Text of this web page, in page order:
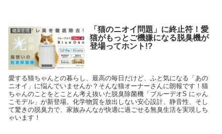
健康管理
「猫のニオイ問題」に終止符！愛
猫がもっとご機嫌になる脱臭機が
登場ってホント!?
愛する猫ちゃんとの暮らし、最高の毎日だけど、ふと気になる「あの
ニオイ」に悩んでいませんか？そんな猫オーナーさんに朗報です！猫
ちゃんのことをとことん考え抜いた脱臭除菌機「ブルーデオS にゃん
こモデル」が新登場。化学物質を放出しない安心設計、静音性、そし
て驚きの脱臭力で、家族みんなが快適に過ごせる無臭生活を実現しち
ゃいます！